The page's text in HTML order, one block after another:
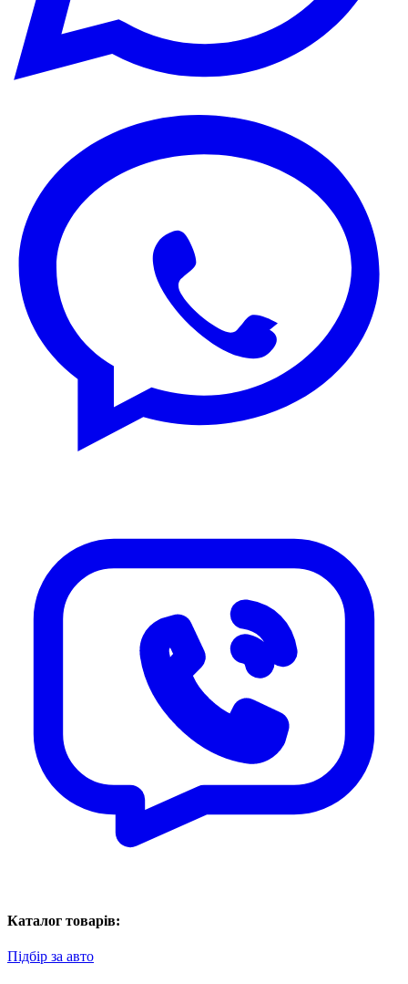
Каталог товарів:
Підбір за авто